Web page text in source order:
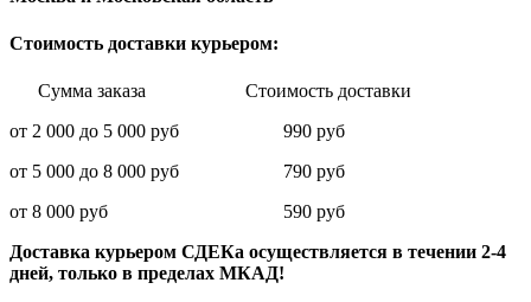
Стоимость доставки курьером:
Сумма заказа Стоимость доставки
от 2 000 до 5 000 руб 990 руб
от 5 000 до 8 000 руб 790 руб
от 8 000 руб 590 руб
Доставка курьером СДЕКа осуществляется в течении 2-4
дней, только в пределах МКАД!